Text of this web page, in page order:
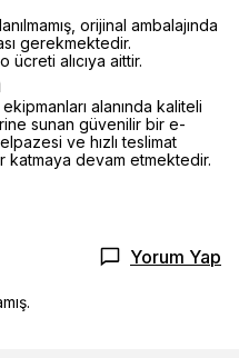
orijinal ambalajında
gerekmektedir.
alıcıya aittir.
alanında kaliteli
sunan güvenilir bir e-
ve hızlı teslimat
katmaya devam etmektedir.
Yorum Yap